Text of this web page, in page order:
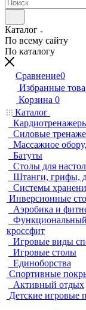
Каталог
По всему сайту
По каталогу
Сравнение0
Избранные
Корзина 0
Каталог
Силовые
Массажное
Батуты
Столы для
Штанги, грифы,
Системы
Инверсионные
Аэробика и
кроссфит
Игровые виды
Игровые столы
Единоборства
Спортивные
Активный отдых
Детские игровые